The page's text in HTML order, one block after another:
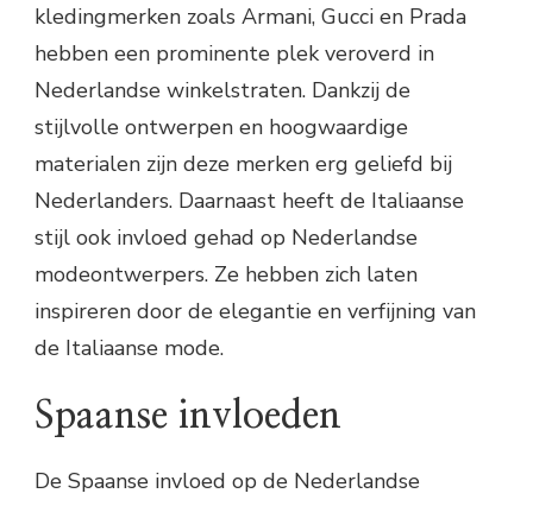
kledingmerken zoals Armani, Gucci en Prada
hebben een prominente plek veroverd in
Nederlandse winkelstraten. Dankzij de
stijlvolle ontwerpen en hoogwaardige
materialen zijn deze merken erg geliefd bij
Nederlanders. Daarnaast heeft de Italiaanse
stijl ook invloed gehad op Nederlandse
modeontwerpers. Ze hebben zich laten
inspireren door de elegantie en verfijning van
de Italiaanse mode.
Spaanse invloeden
De Spaanse invloed op de Nederlandse